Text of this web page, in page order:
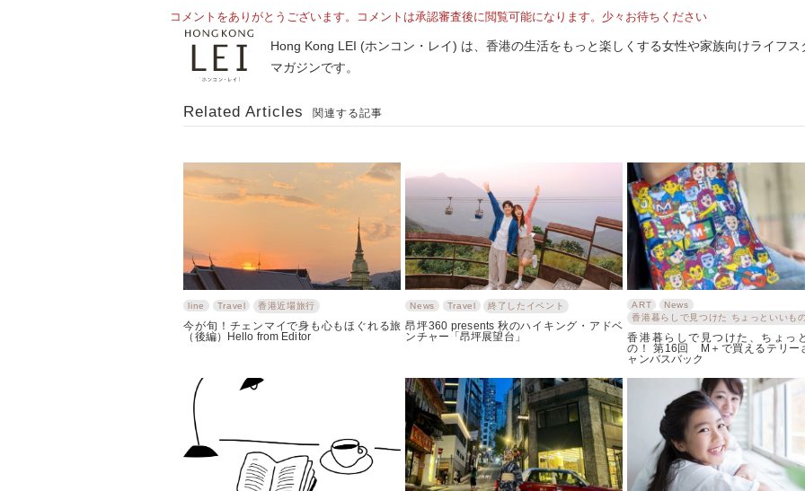
コメントをありがとうございます。コメントは承認審査後に閲覧可能になります。少々お待ちください
Hong Kong LEI (ホンコン・レイ) は、香港の生活をもっと楽しくする女性や家族向けライフス
マガジンです。
Related Articles 関連する記事
line Travel 香港近場旅行
今が旬！チェンマイで身も心もほぐれる旅
（後編）Hello from Editor
News Travel 終了したイベント
昂坪360 presents 秋のハイキング・アドベ
ンチャー「昂坪展望台」
ART
News
香港暮らしで見つけた ちょっといいも
香港暮らしで見つけた、ちょっ
の！ 第16回 M＋で買えるテリー
ャンバスバック